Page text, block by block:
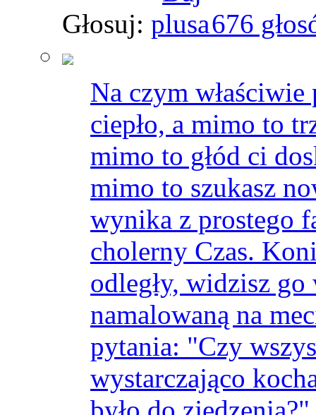
Głosuj: 676
Na czym właściwie
ciepło, a mimo to
mimo to głód ci
mimo to szukasz
wynika z prostego
cholerny Czas.
odległy, widzisz
namalowaną na
pytania: "Czy
wystarczająco